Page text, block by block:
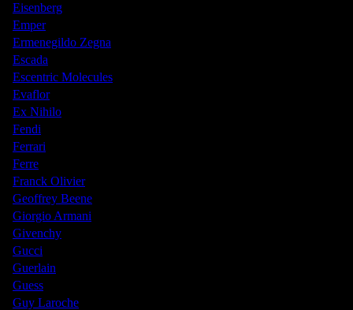
Eisenberg
Emper
Ermenegildo Zegna
Escada
Escentric Molecules
Evaflor
Ex Nihilo
Fendi
Ferrari
Ferre
Franck Olivier
Geoffrey Beene
Giorgio Armani
Givenchy
Gucci
Guerlain
Guess
Guy Laroche